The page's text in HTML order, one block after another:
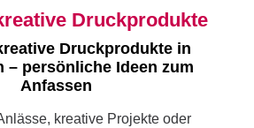
Druckprodukte
Druckprodukte in
– persönliche Ideen zum
Anfassen
kreative Projekte oder